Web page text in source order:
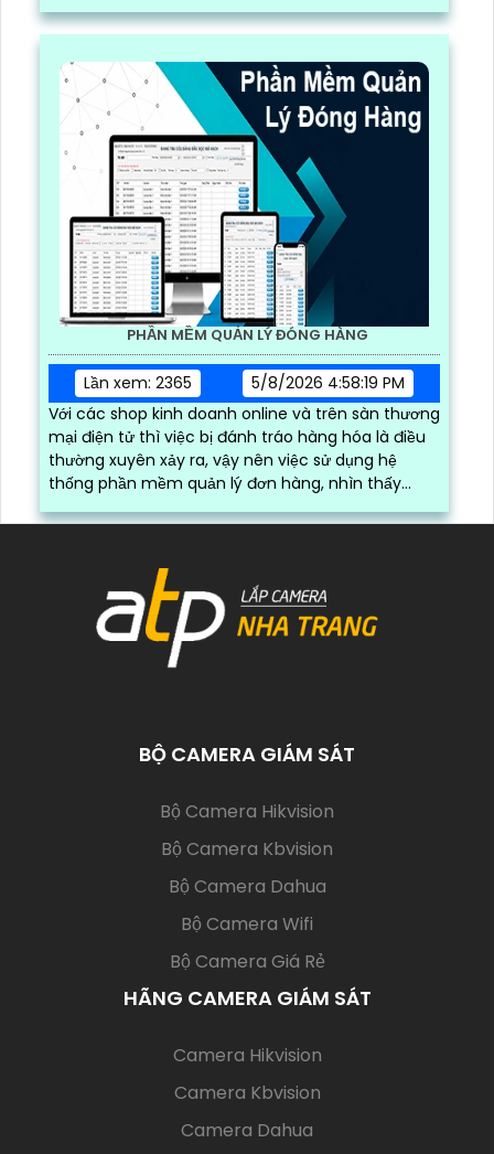
PHẦN MỀM QUẢN LÝ ĐÓNG HÀNG
Lần xem: 2365
5/8/2026 4:58:19 PM
Với các shop kinh doanh online và trên sàn thương
mại điện tử thì việc bị đánh tráo hàng hóa là điều
thường xuyên xảy ra, vậy nên việc sử dụng hệ
thống phần mềm quản lý đơn hàng, nhìn thấy
là quy trình đóng gói cũng được ghi lại một cách
BỘ CAMERA GIÁM SÁT
Bộ Camera Hikvision
Bộ Camera Kbvision
Bộ Camera Dahua
Bộ Camera Wifi
Bộ Camera Giá Rẻ
HÃNG CAMERA GIÁM SÁT
Camera Hikvision(current)
Camera Kbvision
Camera Dahua